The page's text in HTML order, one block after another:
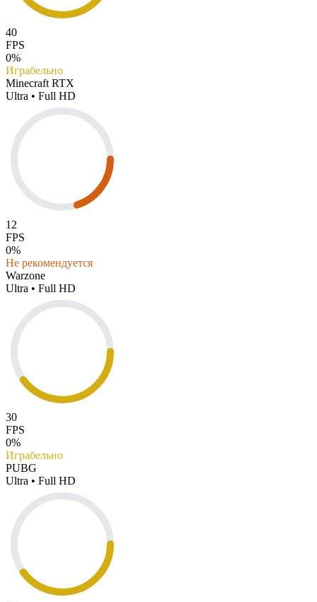
40
FPS
0%
Играбельно
Minecraft RTX
Ultra • Full HD
12
FPS
0%
Не рекомендуется
Warzone
Ultra • Full HD
30
FPS
0%
Играбельно
PUBG
Ultra • Full HD